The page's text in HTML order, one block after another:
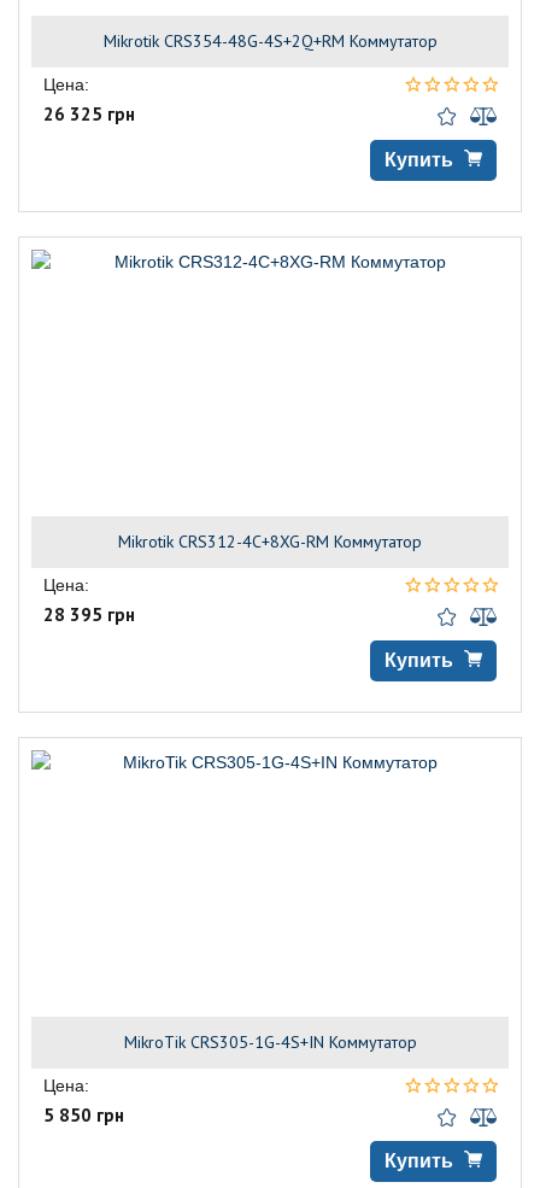
Mikrotik CRS354-48G-4S+2Q+RM Коммутатор
Цена:
26 325 грн
Купить
Mikrotik CRS312-4C+8XG-RM Коммутатор
Цена:
28 395 грн
Купить
MikroTik CRS305-1G-4S+IN Коммутатор
Цена:
5 850 грн
Купить